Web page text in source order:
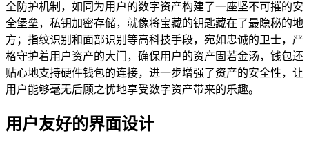
全防护机制，如同为用户的数字资产构建了一座坚不可摧的安
全堡垒，私钥加密存储，就像将宝藏的钥匙藏在了最隐秘的地
方；指纹识别和面部识别等高科技手段，宛如忠诚的卫士，严
格守护着用户资产的大门，确保用户的资产固若金汤，钱包还
贴心地支持硬件钱包的连接，进一步增强了资产的安全性，让
用户能够毫无后顾之忧地享受数字资产带来的乐趣。
用户友好的界面设计